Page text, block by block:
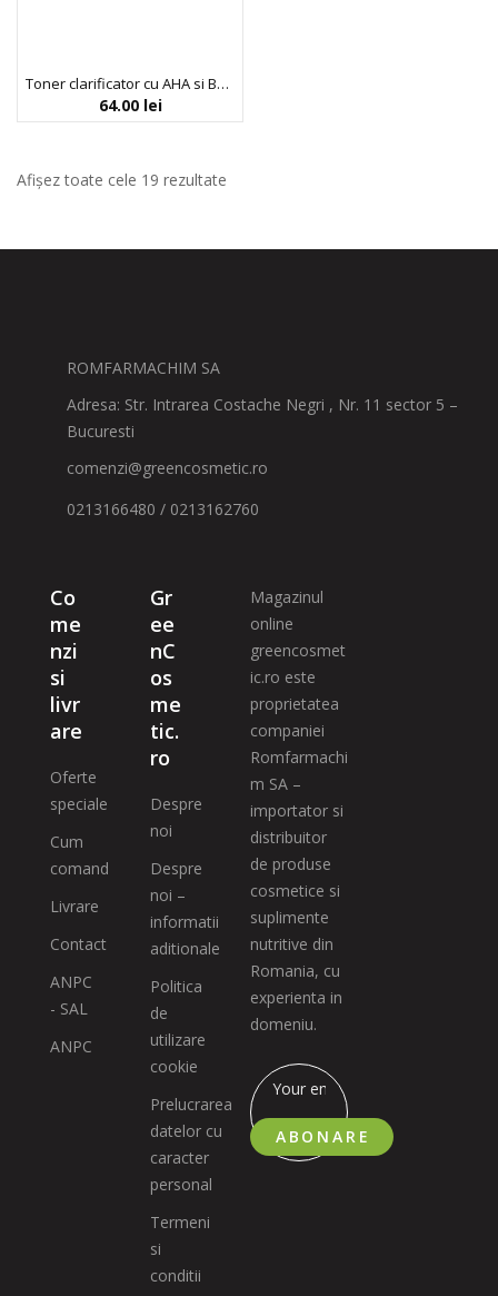
Toner clarificator cu AHA si BHA, COSRX, 150 ml
64.00 lei
Afișez toate cele 19 rezultate
ROMFARMACHIM SA
Adresa: Str. Intrarea Costache Negri , Nr. 11 sector 5 –
Bucuresti
comenzi@greencosmetic.ro
0213166480 / 0213162760
Co
me
nzi
si
livr
are
Oferte
speciale
Cum
comand
Livrare
Contact
ANPC
- SAL
ANPC
Gr
ee
nC
os
me
tic.
ro
Despre
noi
Despre
noi –
informatii
aditionale
Politica
de
utilizare
cookie
Prelucrarea
datelor cu
caracter
personal
Termeni
si
conditii
Magazinul
online
greencosmet
ic.ro este
proprietatea
companiei
Romfarmachi
m SA –
importator si
distribuitor
de produse
cosmetice si
suplimente
nutritive din
Romania, cu
experienta in
domeniu.
ABONARE